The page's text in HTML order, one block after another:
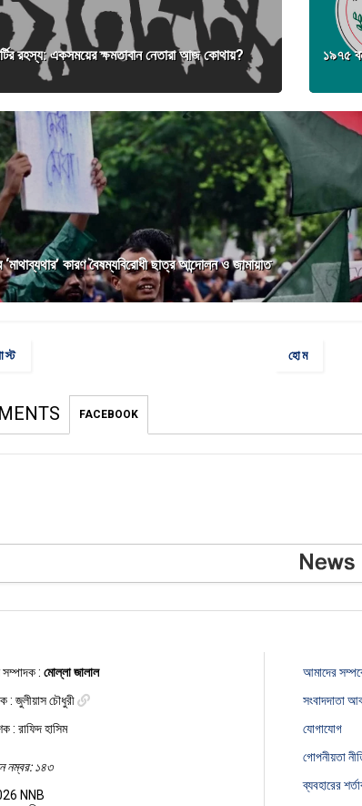
রহস্য: একসময়ের ক্ষমতাবান নেতারা আজ কোথায়? ১৯৭৫
‘মাথাব্যথার’ কারণ বৈষম্যবিরোধী ছাত্র আন্দোলন ও জামায়াত
হোম
FACEBOOK
সম্পাদক : মোল্লা জালাল
: জুলীয়াস চৌধুরী
: রাফিদ হাসিম
নম্বর: ১৪৩
NNB
আমাদের
সংবাদদাতা
যোগাযোগ
গোপনীয়তা
ব্যবহারের